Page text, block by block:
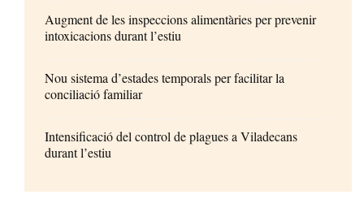
Augment de les inspeccions alimentàries per prevenir
intoxicacions durant l’estiu
Nou sistema d’estades temporals per facilitar la
conciliació familiar
Intensificació del control de plagues a Viladecans
durant l’estiu